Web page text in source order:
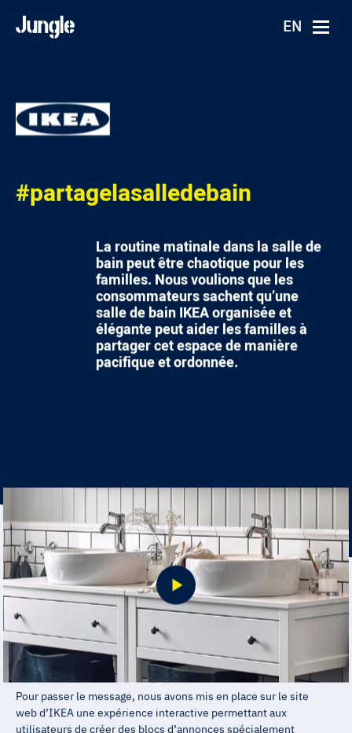
EN
#partagelasalledebain
La routine matinale dans la salle de
bain peut être chaotique pour les
familles. Nous voulions que les
consommateurs sachent qu’une
salle de bain IKEA organisée et
élégante peut aider les familles à
partager cet espace de manière
pacifique et ordonnée.
Pour passer le message, nous avons mis en place sur le site
web d’IKEA une expérience interactive permettant aux
utilisateurs de créer des blocs d’annonces spécialement